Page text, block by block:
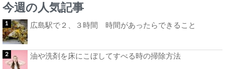
今週の人気記事
広島駅で２、３時間 時間があったらできること
油や洗剤を床にこぼしてすべる時の掃除方法